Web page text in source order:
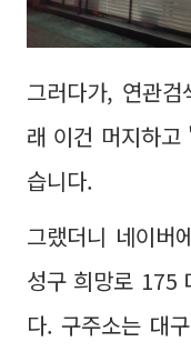
그러다가, 연관
래 이건 머지하
습니다.
그랬더니 네이버
성구 희망로 175
다. 구주소는 대